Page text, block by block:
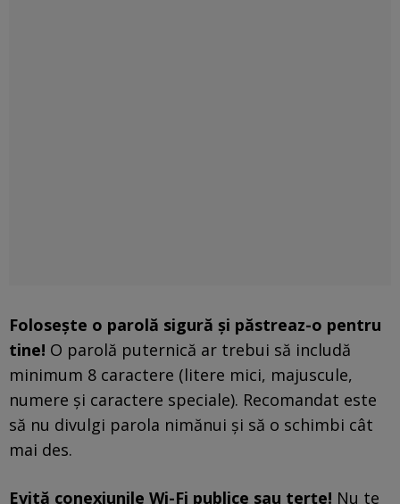
Folosește o parolă sigură și păstreaz-o pentru
tine! O parolă puternică ar trebui să includă
minimum 8 caractere (litere mici, majuscule,
numere și caractere speciale). Recomandat este
să nu divulgi parola nimănui și să o schimbi cât
mai des.
Evită conexiunile Wi-Fi publice sau terțe! Nu te